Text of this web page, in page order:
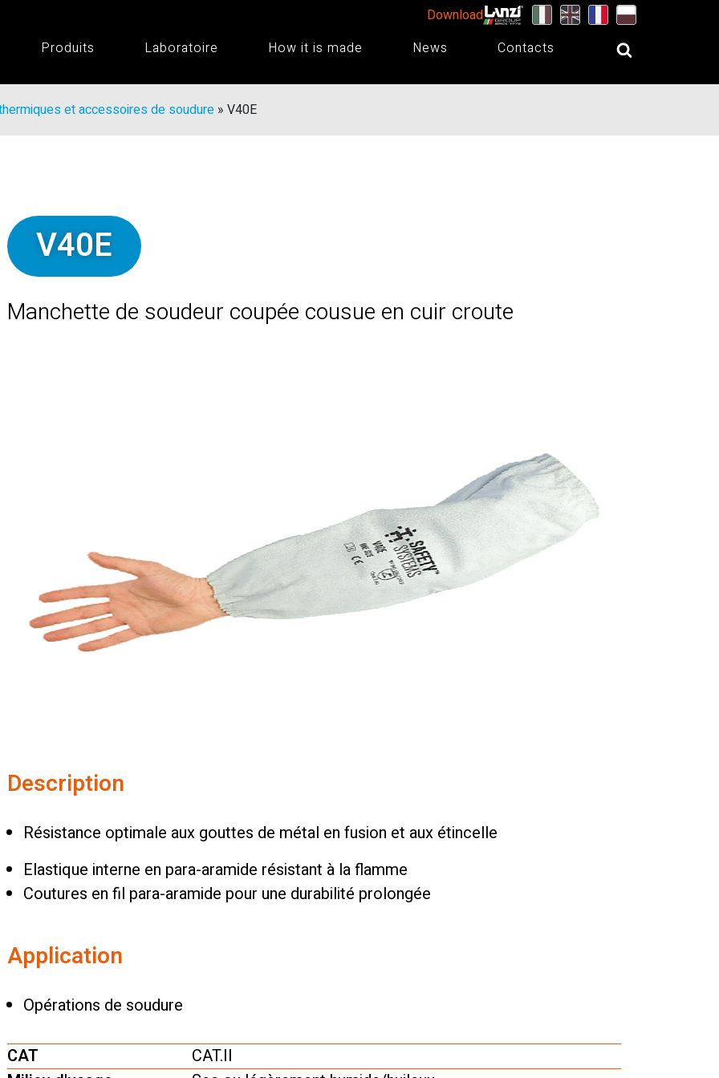
Download
Produits
Laboratoire How it is made News Contacts
et accessoires de soudure » V40E
V40E
Manchette de soudeur coupée cousue en cuir croute
Description
Résistance optimale aux gouttes de métal en fusion et aux étincelle
Elastique interne en para-aramide résistant à la flamme
Coutures en fil para-aramide pour une durabilité prolongée
Application
Opérations de soudure
CAT
CAT.II